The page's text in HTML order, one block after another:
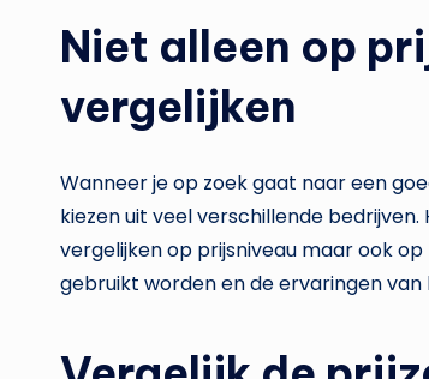
Niet alleen op
vergelijken
Wanneer je op zoek gaat naar een
kiezen uit veel verschillende
vergelijken op prijsniveau maar ook
gebruikt worden en de ervaringen van